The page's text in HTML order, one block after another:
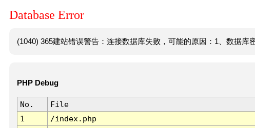
Database Error
(1040) 365建站错误警告：连接数据库失败，可能的原因：1、数据库
PHP Debug
No. File
1
/index.php